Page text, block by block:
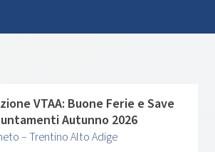
VTAA: Buone Ferie e Save
Autunno 2026
– Trentino Alto Adige